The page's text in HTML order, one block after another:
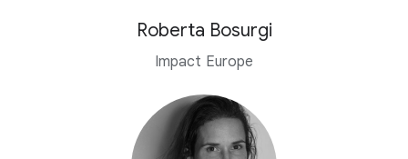
Roberta Bosurgi
Impact Europe